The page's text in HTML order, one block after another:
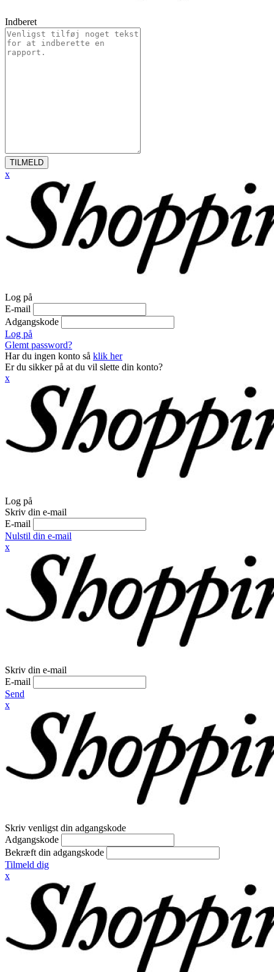
Indberet
TILMELD
x
Log på
E-mail
Adgangskode
Log på
Glemt password?
Har du ingen konto så klik her
Er du sikker på at du vil slette din konto?
x
Log på
Skriv din e-mail
E-mail
Nulstil din e-mail
x
Skriv din e-mail
E-mail
Send
x
Skriv venligst din adgangskode
Adgangskode
Bekræft din adgangskode
Tilmeld dig
x